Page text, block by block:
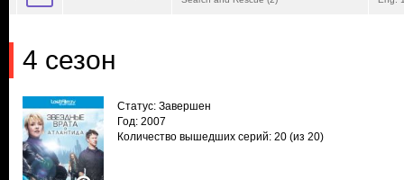
4 сезон
Статус: Завершен
Год: 2007
Количество вышедших серий: 20 (из 20)